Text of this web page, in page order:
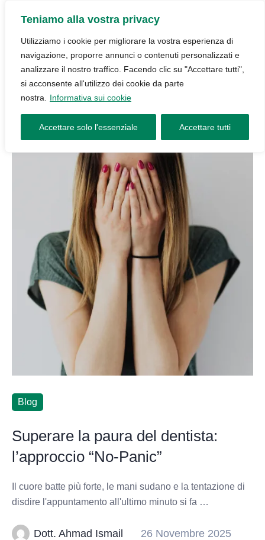
Teniamo alla vostra privacy
Utilizziamo i cookie per migliorare la vostra esperienza di
navigazione, proporre annunci o contenuti personalizzati e
analizzare il nostro traffico. Facendo clic su "Accettare tutti",
si acconsente all'utilizzo dei cookie da parte
nostra.
Informativa sui cookie
Accettare solo l'essenziale Accettare tutti
Blog
Superare la paura del dentista:
l’approccio “No-Panic”
Il cuore batte più forte, le mani sudano e la tentazione di
disdire l'appuntamento all'ultimo minuto si fa …
Dott. Ahmad Ismail 26 Novembre 2025